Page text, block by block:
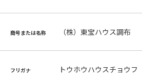
商号または名称 （株）東宝ハウス調布
フリガナ トウホウハウスチョウフ